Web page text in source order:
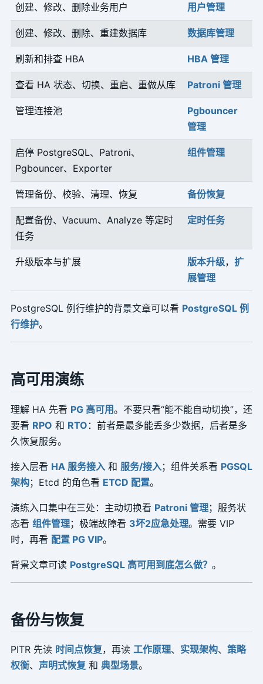
创建、修改、删除业务用户 用户管理
创建、修改、删除、重建数据库 数据库管理
刷新和排查 HBA HBA 管理
查看 HA 状态、切换、重启、重做从库 Patroni 管理
管理连接池
Pgbouncer
管理
启停 PostgreSQL、Patroni、
Pgbouncer、Exporter
组件管理
管理备份、校验、清理、恢复 备份恢复
配置备份、Vacuum、Analyze 等定时
任务
定时任务
升级版本与扩展 版本升级， 扩
展管理
PostgreSQL 例行维护的背景文章可以看 PostgreSQL 例
行维护。
高可用演练
理解 HA 先看 PG 高可用。不要只看“能不能自动切换”，还
要看 RPO 和 RTO ：前者是最多能丢多少数据，后者是多
久恢复服务。
接入层看 HA 服务接入和 服务/接入；组件关系看 PGSQL
架构；Etcd 的角色看 ETCD 配置。
演练入口集中在三处：主动切换看 Patroni 管理；服务状
态看 组件管理；极端故障看 3坏2应急处理。需要 VIP
时，再看 配置 PG VIP。
背景文章可读 PostgreSQL 高可用到底怎么做？ 。
备份与恢复
PITR 先读 时间点恢复，再读 工作原理、 实现架构、 策略
权衡、 声明式恢复 和 典型场景。